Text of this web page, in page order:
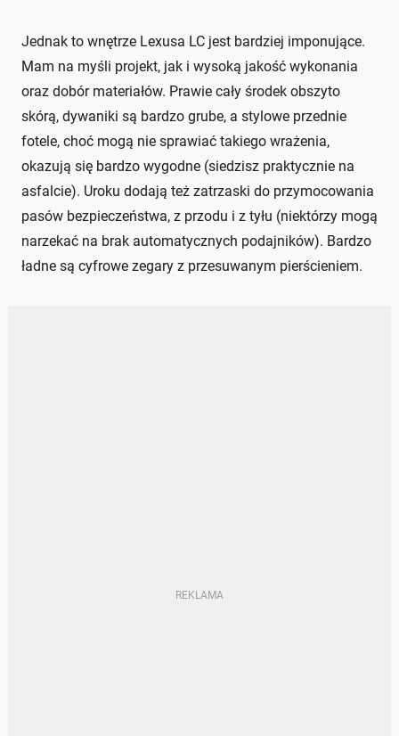
Jednak to wnętrze Lexusa LC jest bardziej imponujące.
Mam na myśli projekt, jak i wysoką jakość wykonania
oraz dobór materiałów. Prawie cały środek obszyto
skórą, dywaniki są bardzo grube, a stylowe przednie
fotele, choć mogą nie sprawiać takiego wrażenia,
okazują się bardzo wygodne (siedzisz praktycznie na
asfalcie). Uroku dodają też zatrzaski do przymocowania
pasów bezpieczeństwa, z przodu i z tyłu (niektórzy mogą
narzekać na brak automatycznych podajników). Bardzo
ładne są cyfrowe zegary z przesuwanym pierścieniem.